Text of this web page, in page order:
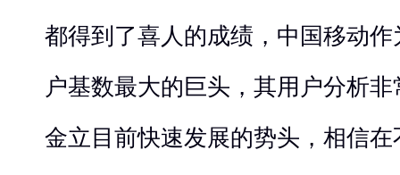
都得到了喜人的成绩，中国移动
户基数最大的巨头，其用户分析
金立目前快速发展的势头，相信